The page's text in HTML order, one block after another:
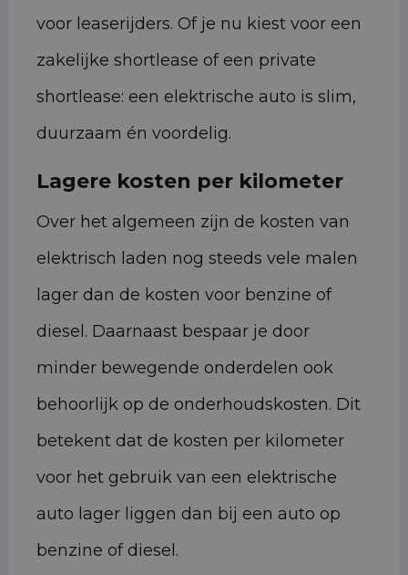
voor leaserijders. Of je nu kiest voor een
zakelijke shortlease of een private
shortlease: een elektrische auto is slim,
duurzaam én voordelig.
Lagere kosten per kilometer
Over het algemeen zijn de kosten van
elektrisch laden nog steeds vele malen
lager dan de kosten voor benzine of
diesel. Daarnaast bespaar je door
minder bewegende onderdelen ook
behoorlijk op de onderhoudskosten. Dit
betekent dat de kosten per kilometer
voor het gebruik van een elektrische
auto lager liggen dan bij een auto op
benzine of diesel.